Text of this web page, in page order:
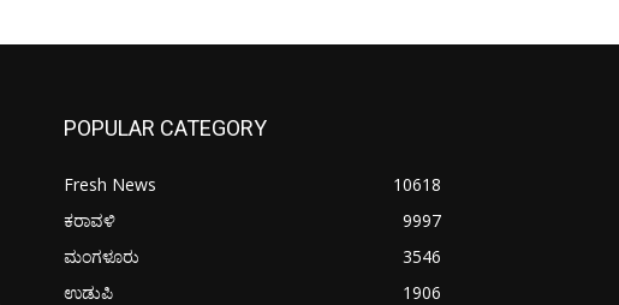
POPULAR CATEGORY
Fresh News
10618
ಕರಾವಳಿ
9997
ಮಂಗಳೂರು
3546
ಉಡುಪಿ
1906